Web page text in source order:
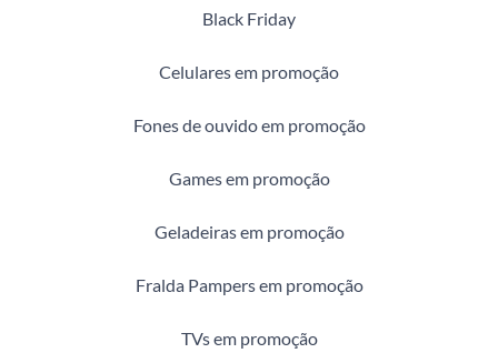
Black Friday
Celulares em promoção
Fones de ouvido em promoção
Games em promoção
Geladeiras em promoção
Fralda Pampers em promoção
TVs em promoção